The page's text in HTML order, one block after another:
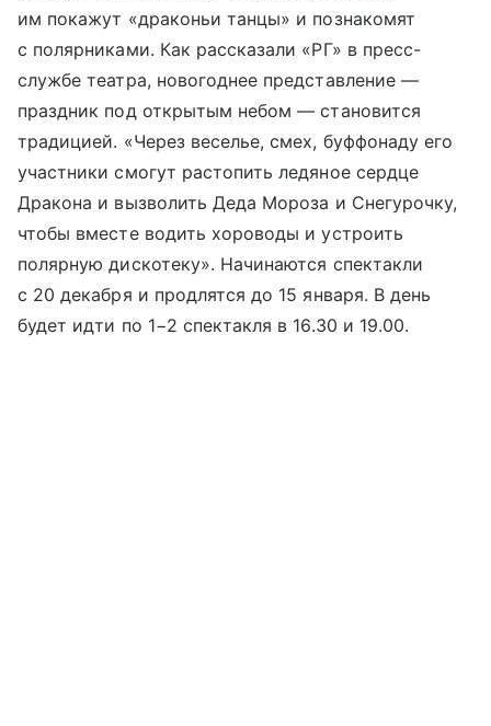
им покажут «драконьи танцы» и познакомят
с полярниками. Как рассказали «РГ» в пресс-
службе театра, новогоднее представление —
праздник под открытым небом — становится
традицией. «Через веселье, смех, буффонаду его
участники смогут растопить ледяное сердце
Дракона и вызволить Деда Мороза и Снегурочку,
чтобы вместе водить хороводы и устроить
полярную дискотеку». Начинаются спектакли
с 20 декабря и продлятся до 15 января. В день
будет идти по 1−2 спектакля в 16.30 и 19.00.